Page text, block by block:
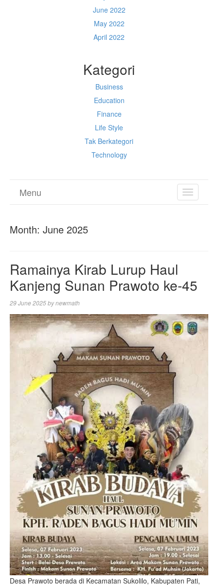
June 2022
May 2022
April 2022
Kategori
Business
Education
Finance
Life Style
Tak Berkategori
Technology
TOGGLE
Menu
Month: June 2025
Ramainya Kirab Lurup Haul
Kanjeng Sunan Prawoto ke-45
29 June 2025bynewmath
Desa Prawoto berada di Kecamatan Sukolilo, Kabupaten Pati,